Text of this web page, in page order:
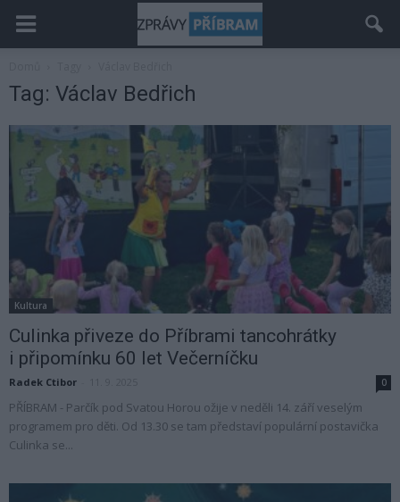
Tag: Václav Bedřich
Kultura
Culinka přiveze do Příbrami tancohrátky
i připomínku 60 let Večerníčku
Radek Ctibor 0
PŘÍBRAM - Parčík pod Svatou Horou ožije v neděli 14. září veselým
programem pro děti. Od 13.30 se tam představí populární postavička
Culinka se...